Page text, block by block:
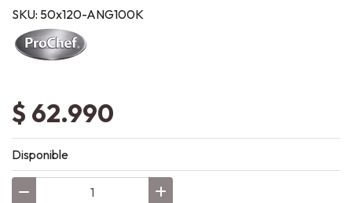
SKU: 50x120-ANG100K
$ 62.990
Disponible